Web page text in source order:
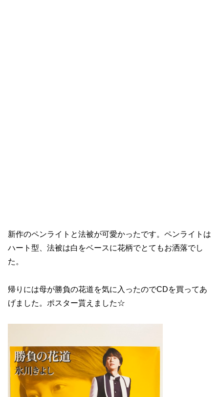
新作のペンライトと法被が可愛かったです。ペンライトは
ハート型、法被は白をベースに花柄でとてもお洒落でし
た。
帰りには母が勝負の花道を気に入ったのでCDを買ってあ
げました。ポスター貰えました☆